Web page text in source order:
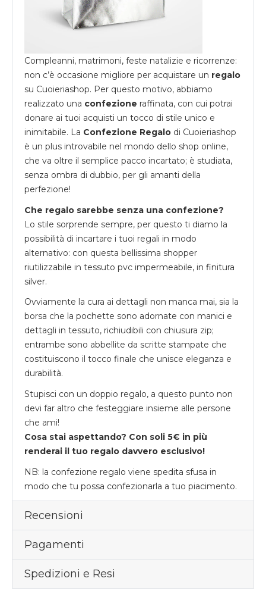
Compleanni, matrimoni, feste natalizie e ricorrenze:
non c’è occasione migliore per acquistare un regalo
su Cuoieriashop. Per questo motivo, abbiamo
realizzato una confezione raffinata, con cui potrai
donare ai tuoi acquisti un tocco di stile unico e
inimitabile. La Confezione Regalo di Cuoieriashop
è un plus introvabile nel mondo dello shop online,
che va oltre il semplice pacco incartato; è studiata,
senza ombra di dubbio, per gli amanti della
perfezione!
Che regalo sarebbe senza una confezione?
Lo stile sorprende sempre, per questo ti diamo la
possibilità di incartare i tuoi regali in modo
alternativo: con questa bellissima shopper
riutilizzabile in tessuto pvc impermeabile, in finitura
silver.
Ovviamente la cura ai dettagli non manca mai, sia la
borsa che la pochette sono adornate con manici e
dettagli in tessuto, richiudibili con chiusura zip;
entrambe sono abbellite da scritte stampate che
costituiscono il tocco finale che unisce eleganza e
durabilità.
Stupisci con un doppio regalo, a questo punto non
devi far altro che festeggiare insieme alle persone
che ami!
Cosa stai aspettando? Con soli 5€ in più
renderai il tuo regalo davvero esclusivo!
NB: la confezione regalo viene spedita sfusa in
modo che tu possa confezionarla a tuo piacimento.
Recensioni
Pagamenti
Spedizioni e Resi